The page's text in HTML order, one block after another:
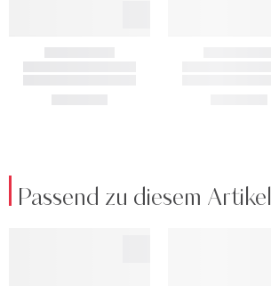
Passend zu diesem Artikel